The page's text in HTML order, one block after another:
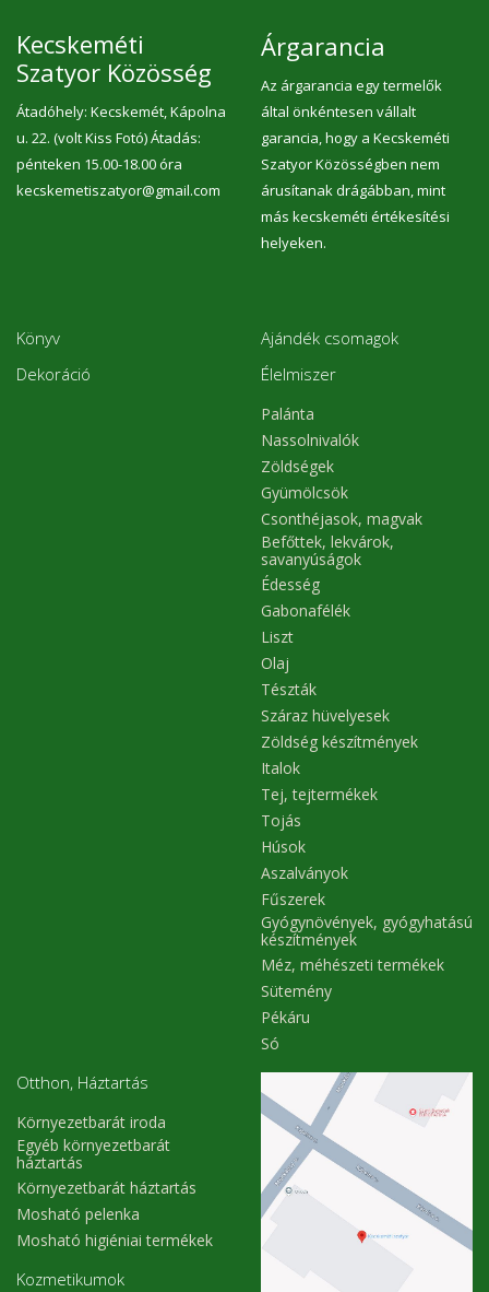
Kecskeméti
Szatyor Közösség
Átadóhely: Kecskemét, Kápolna
u. 22. (volt Kiss Fotó) Átadás:
pénteken 15.00-18.00 óra
kecskemetiszatyor@gmail.com
Árgarancia
Az árgarancia egy termelők
által önkéntesen vállalt
garancia, hogy a Kecskeméti
Szatyor Közösségben nem
árusítanak drágábban, mint
más kecskeméti értékesítési
helyeken.
Könyv
Dekoráció
Ajándék csomagok
Élelmiszer
Palánta
Nassolnivalók
Zöldségek
Gyümölcsök
Csonthéjasok, magvak
Befőttek, lekvárok,
savanyúságok
Édesség
Gabonafélék
Liszt
Olaj
Tészták
Száraz hüvelyesek
Zöldség készítmények
Italok
Tej, tejtermékek
Tojás
Húsok
Aszalványok
Fűszerek
Gyógynövények, gyógyhatású
készítmények
Méz, méhészeti termékek
Sütemény
Pékáru
Só
Otthon, Háztartás
Környezetbarát iroda
Egyéb környezetbarát
háztartás
Környezetbarát háztartás
Mosható pelenka
Mosható higiéniai termékek
Kozmetikumok